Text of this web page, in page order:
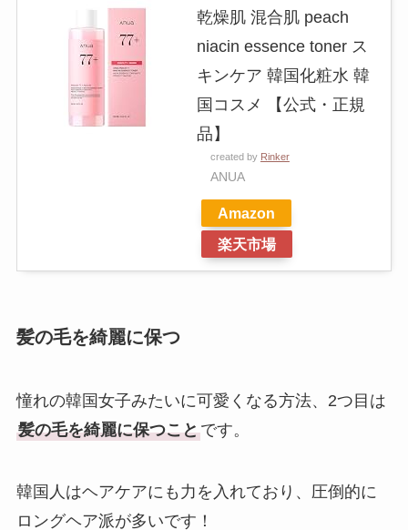
乾燥肌 混合肌 peach
niacin essence toner ス
キンケア 韓国化粧水 韓
国コスメ 【公式・正規
品】
created by Rinker
ANUA
Amazon
楽天市場
髪の毛を綺麗に保つ
憧れの韓国女子みたいに可愛くなる方法、2つ目は
髪の毛を綺麗に保つことです。
韓国人はヘアケアにも力を入れており、圧倒的に
ロングヘア派が多いです！